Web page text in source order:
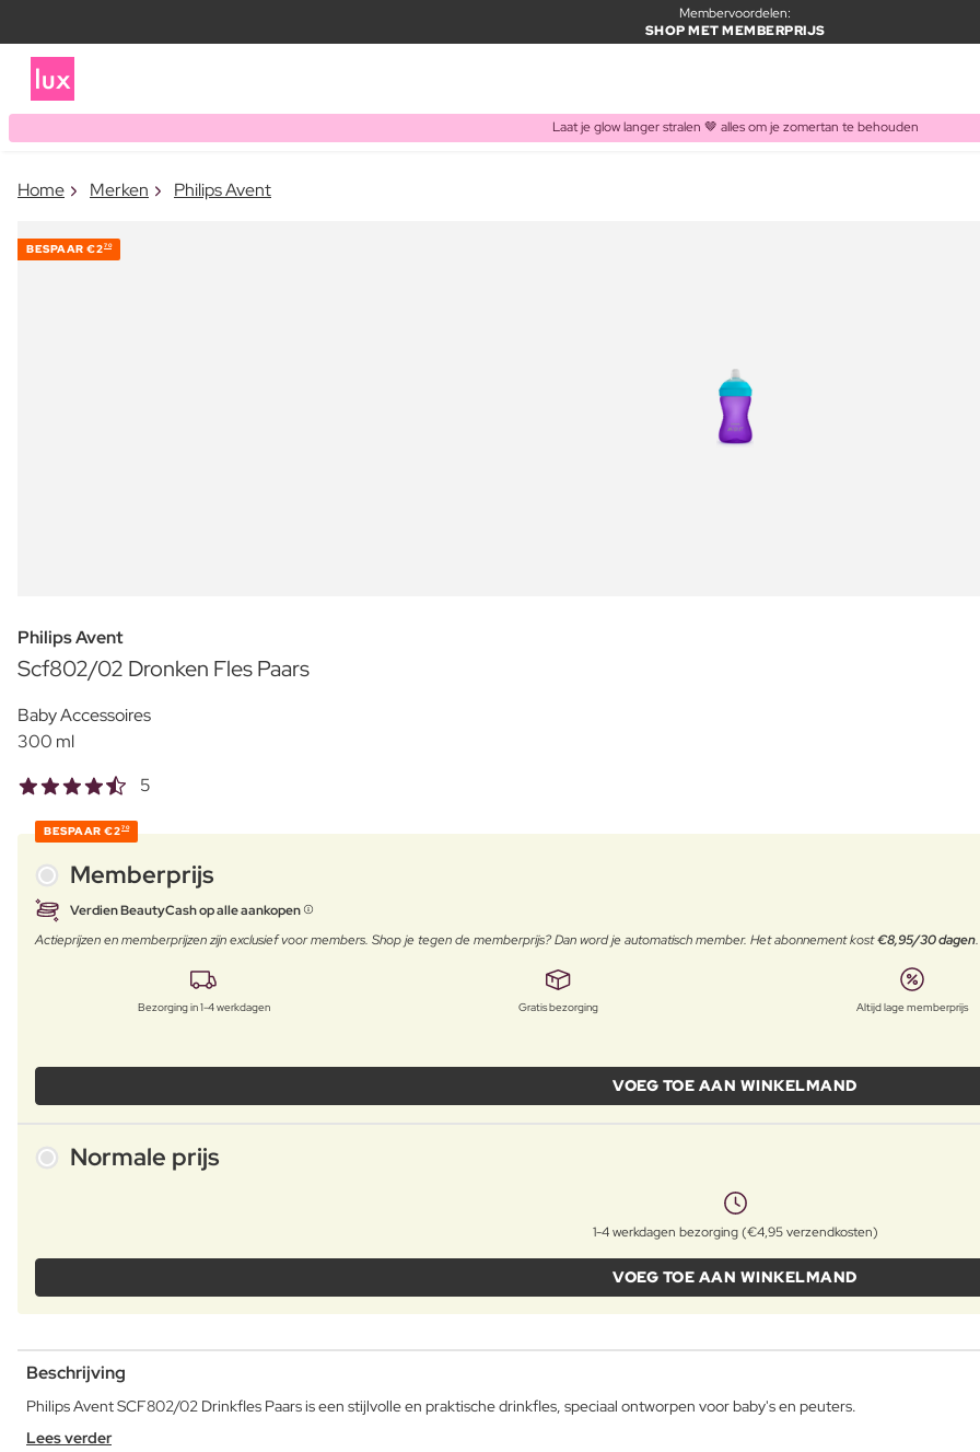
Membervoordelen:
SHOP MET MEMBERPRIJS
Laat je glow langer stralen 🤎 alles om je zomertan te behouden
Home Merken Philips Avent
BESPAAR €270
Philips Avent
Scf802/02 Dronken Fles Paars
Baby Accessoires
300 ml
5
BESPAAR €270
Memberprijs
Verdien BeautyCash op alle aankopen
Actieprijzen en memberprijzen zijn exclusief voor members. Shop je tegen de memberprijs? Dan word je automatisch member. Het abonnement kost€8,95/30 dagen
Bezorging in 1-4 werkdagen Gratis bezorging Altijd lage memberprijs
VOEG TOE AAN WINKELMAND
Normale prijs
1-4 werkdagen bezorging (€4,95 verzendkosten)
VOEG TOE AAN WINKELMAND
Beschrijving
Philips Avent SCF802/02 Drinkfles Paars is een stijlvolle en praktische drinkfles, speciaal ontworpen voor baby's en peuters.
Lees verder